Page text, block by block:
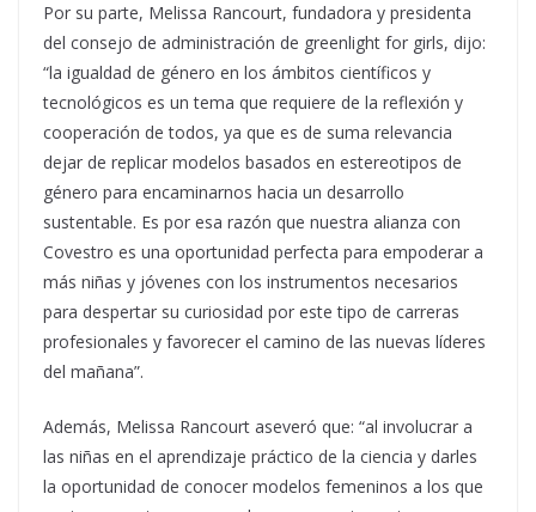
Por su parte, Melissa Rancourt, fundadora y presidenta
del consejo de administración de greenlight for girls, dijo:
“la igualdad de género en los ámbitos científicos y
tecnológicos es un tema que requiere de la reflexión y
cooperación de todos, ya que es de suma relevancia
dejar de replicar modelos basados en estereotipos de
género para encaminarnos hacia un desarrollo
sustentable. Es por esa razón que nuestra alianza con
Covestro es una oportunidad perfecta para empoderar a
más niñas y jóvenes con los instrumentos necesarios
para despertar su curiosidad por este tipo de carreras
profesionales y favorecer el camino de las nuevas líderes
del mañana”.
Además, Melissa Rancourt aseveró que: “al involucrar a
las niñas en el aprendizaje práctico de la ciencia y darles
la oportunidad de conocer modelos femeninos a los que